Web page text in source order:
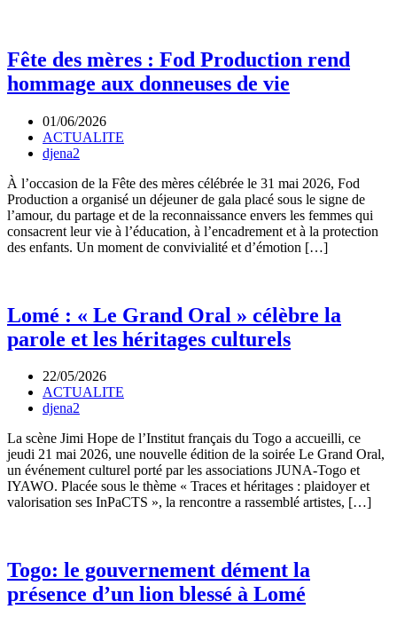
Fête des mères : Fod Production rend
hommage aux donneuses de vie
01/06/2026
ACTUALITE
djena2
À l’occasion de la Fête des mères célébrée le 31 mai 2026, Fod
Production a organisé un déjeuner de gala placé sous le signe de
l’amour, du partage et de la reconnaissance envers les femmes qui
consacrent leur vie à l’éducation, à l’encadrement et à la protection
des enfants. Un moment de convivialité et d’émotion […]
Lomé : « Le Grand Oral » célèbre la
parole et les héritages culturels
22/05/2026
ACTUALITE
djena2
La scène Jimi Hope de l’Institut français du Togo a accueilli, ce
jeudi 21 mai 2026, une nouvelle édition de la soirée Le Grand Oral,
un événement culturel porté par les associations JUNA-Togo et
IYAWO. Placée sous le thème « Traces et héritages : plaidoyer et
valorisation ses InPaCTS », la rencontre a rassemblé artistes, […]
Togo: le gouvernement dément la
présence d’un lion blessé à Lomé